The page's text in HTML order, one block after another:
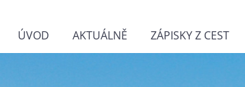
ÚVOD AKTUÁLNĚ ZÁPISKY Z CEST